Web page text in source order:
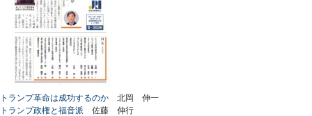
トランプ革命は成功するのか 北岡 伸一
トランプ政権と福音派 佐藤 伸行